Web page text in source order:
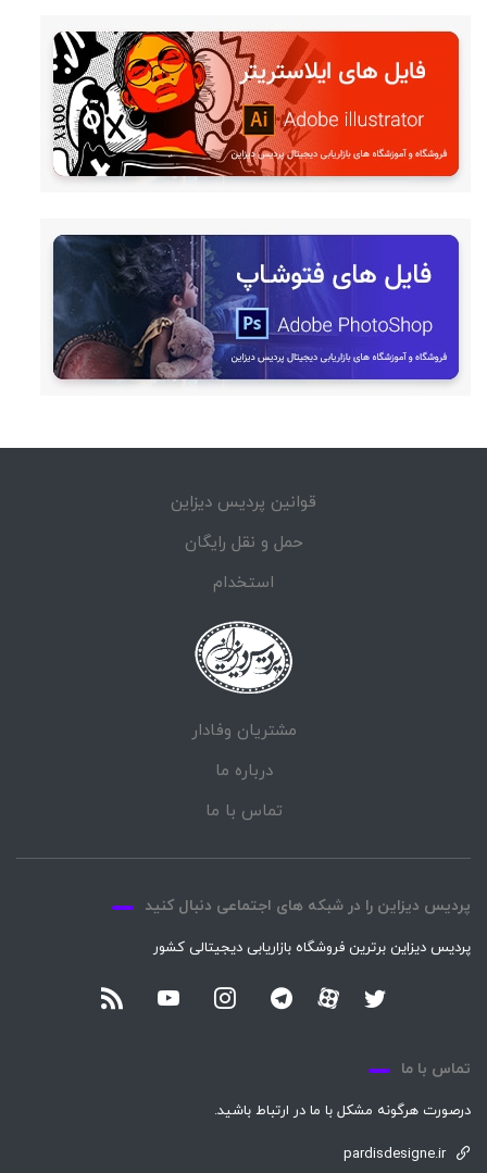
قوانین پردیس دیزاین
حمل و نقل رایگان
استخدام
مشتریان وفادار
درباره ما
تماس با ما
پردیس دیزاین را در شبکه های اجتماعی دنبال کنید
پردیس دیزاین برترین فروشگاه بازاریابی دیجیتالی کشور
تماس با ما
درصورت هرگونه مشکل با ما در ارتباط باشید.
pardisdesigne.ir